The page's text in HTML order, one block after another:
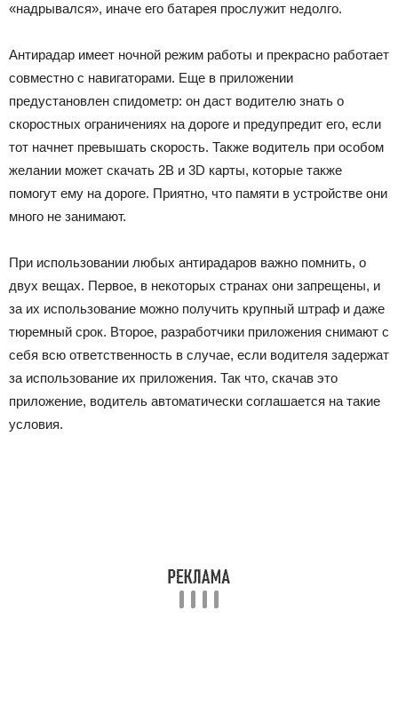
«надрывался», иначе его батарея прослужит недолго.
Антирадар имеет ночной режим работы и прекрасно работает
совместно с навигаторами. Еще в приложении
предустановлен спидометр: он даст водителю знать о
скоростных ограничениях на дороге и предупредит его, если
тот начнет превышать скорость. Также водитель при особом
желании может скачать 2В и 3D карты, которые также
помогут ему на дороге. Приятно, что памяти в устройстве они
много не занимают.
При использовании любых антирадаров важно помнить, о
двух вещах. Первое, в некоторых странах они запрещены, и
за их использование можно получить крупный штраф и даже
тюремный срок. Второе, разработчики приложения снимают с
себя всю ответственность в случае, если водителя задержат
за использование их приложения. Так что, скачав это
приложение, водитель автоматически соглашается на такие
условия.